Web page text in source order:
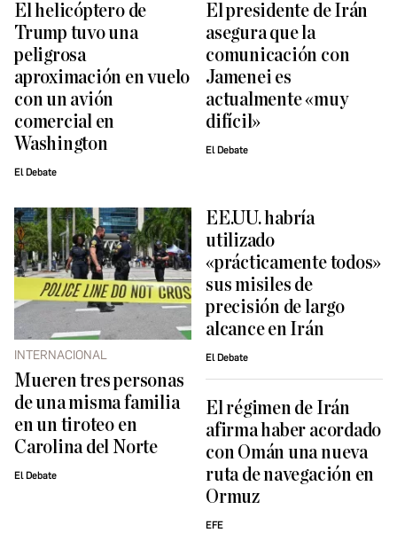
El helicóptero de
Trump tuvo una
peligrosa
aproximación en vuelo
con un avión
comercial en
Washington
El Debate
El presidente de Irán
asegura que la
comunicación con
Jamenei es
actualmente «muy
difícil»
El Debate
INTERNACIONAL
Mueren tres personas
de una misma familia
en un tiroteo en
Carolina del Norte
El Debate
EE.UU. habría
utilizado
«prácticamente todos»
sus misiles de
precisión de largo
alcance en Irán
El Debate
El régimen de Irán
afirma haber acordado
con Omán una nueva
ruta de navegación en
Ormuz
EFE